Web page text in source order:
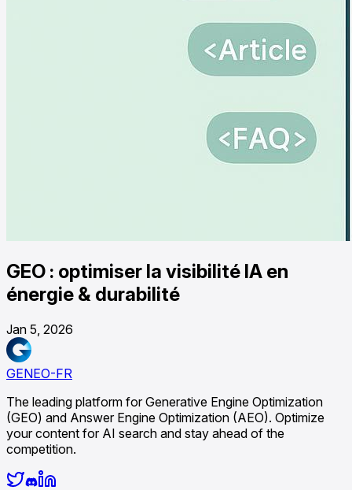
GEO : optimiser la visibilité IA en
énergie & durabilité
Jan 5, 2026
GENEO-FR
The leading platform for Generative Engine Optimization
(GEO) and Answer Engine Optimization (AEO). Optimize
your content for AI search and stay ahead of the
competition.